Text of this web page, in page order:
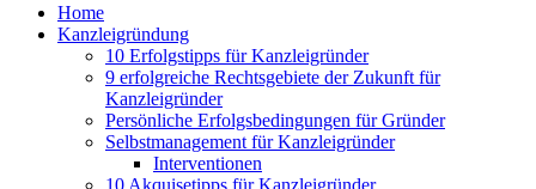
Home
Kanzleigründung
10 Erfolgstipps für Kanzleigründer
9 erfolgreiche Rechtsgebiete der Zukunft für
Kanzleigründer
Persönliche Erfolgsbedingungen für Gründer
Selbstmanagement für Kanzleigründer
Interventionen
10 Akquisetipps für Kanzleigründer